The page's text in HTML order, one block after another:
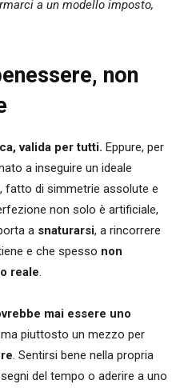
a un modello imposto,
non
valida per tutti. Eppure, per
a inseguire un ideale
fatto di simmetrie assolute e
non solo è artificiale,
a snaturarsi, a rincorrere
e che spesso non
reale.
mai essere uno
piuttosto un mezzo per
. Sentirsi bene nella propria
del tempo o aderire a uno